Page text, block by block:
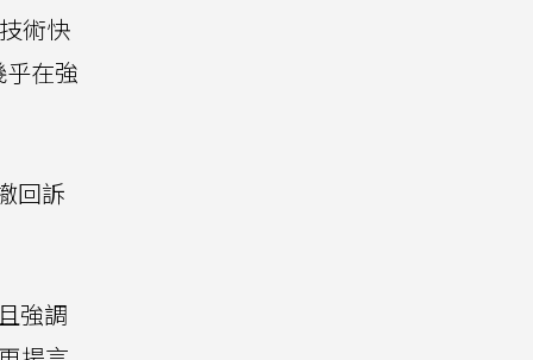
術快
在強
回訴
強調